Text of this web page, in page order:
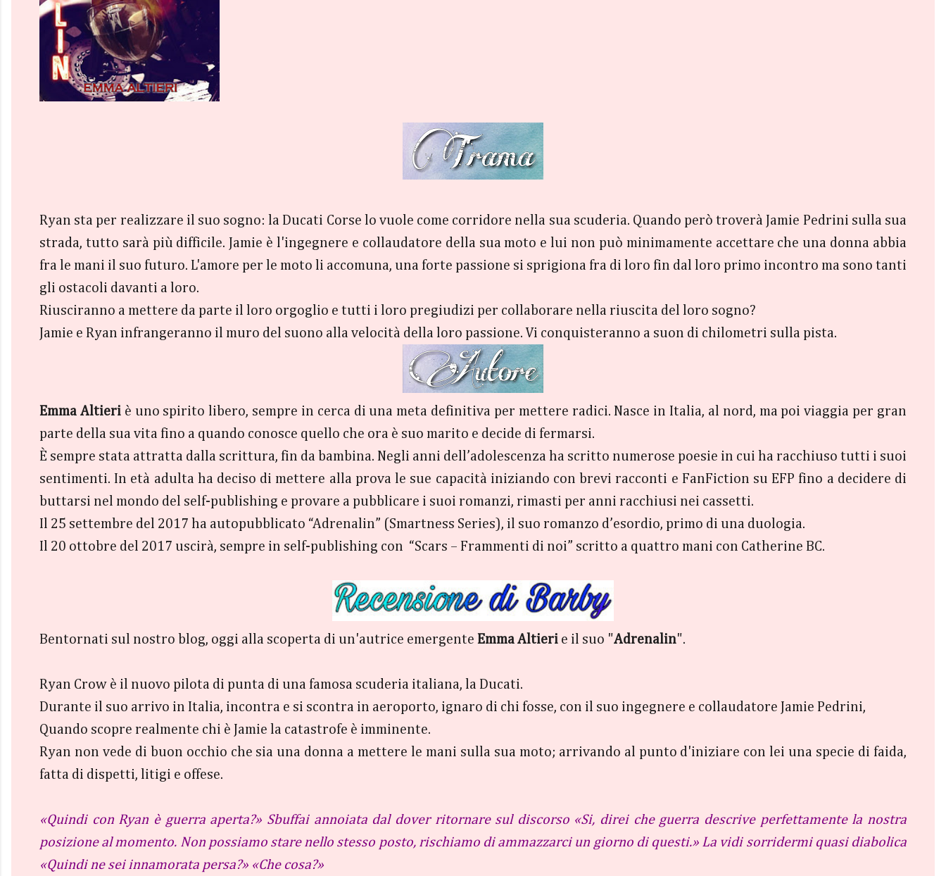
Ryan sta per realizzare il suo sogno: la Ducati Corse lo vuole come corridore nella sua scuderia. Quando però troverà Jamie Pedrini sulla sua
strada, tutto sarà più difficile. Jamie è l'ingegnere e collaudatore della sua moto e lui non può minimamente accettare che una donna abbia
fra le mani il suo futuro. L'amore per le moto li accomuna, una forte passione si sprigiona fra di loro fin dal loro primo incontro ma sono tanti
gli ostacoli davanti a loro.
Riusciranno a mettere da parte il loro orgoglio e tutti i loro pregiudizi per collaborare nella riuscita del loro sogno?
Jamie e Ryan infrangeranno il muro del suono alla velocità della loro passione. Vi conquisteranno a suon di chilometri sulla pista.
Emma Altieriè uno spirito libero, sempre in cerca di una meta definitiva per mettere radici. Nasce in Italia, al nord, ma poi viaggia per gran
parte della sua vita fino a quando conosce quello che ora è suo marito e decide di fermarsi.
È sempre stata attratta dalla scrittura, fin da bambina. Negli anni dell’adolescenza ha scritto numerose poesie in cui ha racchiuso tutti i suoi
sentimenti. In età adulta ha deciso di mettere alla prova le sue capacità iniziando con brevi racconti e FanFiction su EFP fino a decidere di
buttarsi nel mondo del self-publishing e provare a pubblicare i suoi romanzi, rimasti per anni racchiusi nei cassetti.
Il 25 settembre del 2017 ha autopubblicato “Adrenalin” (Smartness Series), il suo romanzo d’esordio, primo di una duologia.
Il 20 ottobre del 2017 uscirà, sempre in self-publishing con “Scars – Frammenti di noi” scritto a quattro mani con Catherine BC.
Bentornati sul nostro blog, oggi alla scoperta di un'autrice emergente Emma Altieri e il suo "Adrenalin".
Ryan Crow è il nuovo pilota di punta di una famosa scuderia italiana, la Ducati.
Durante il suo arrivo in Italia, incontra e si scontra in aeroporto, ignaro di chi fosse, con il suo ingegnere e collaudatore Jamie Pedrini,
Quando scopre realmente chi è Jamie la catastrofe è imminente.
Ryan non vede di buon occhio che sia una donna a mettere le mani sulla sua moto; arrivando al punto d'iniziare con lei una specie di faida,
fatta di dispetti, litigi e offese.
«Quindi con Ryan è guerra aperta?» Sbuffai annoiata dal dover ritornare sul discorso «Si, direi che guerra descrive perfettamente la nostra
posizione al momento. Non possiamo stare nello stesso posto, rischiamo di ammazzarci un giorno di questi.» La vidi sorridermi quasi diabolica
«Quindi ne sei innamorata persa?» «Che cosa?»